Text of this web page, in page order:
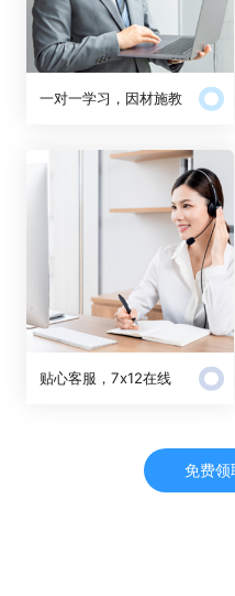
一对一学习，因材施教
贴心客服，7x12在线
免费领